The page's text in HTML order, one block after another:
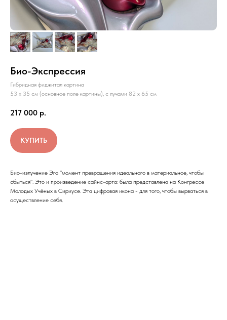
Био-Экспрессия
Гибридная фиджитал картина
53 х 35 см (основное поле картины), с лучами 82 х 65 см
217 000 р.
КУПИТЬ
Био-излучение Эго "момент превращения идеального в материальное, чтобы
сбыться". Это и произведение сайнс-арта: была представлена на Конгрессе
Молодых Учёных в Сириусе. Эта цифровая икона - для того, чтобы вырваться в
осуществление себя.